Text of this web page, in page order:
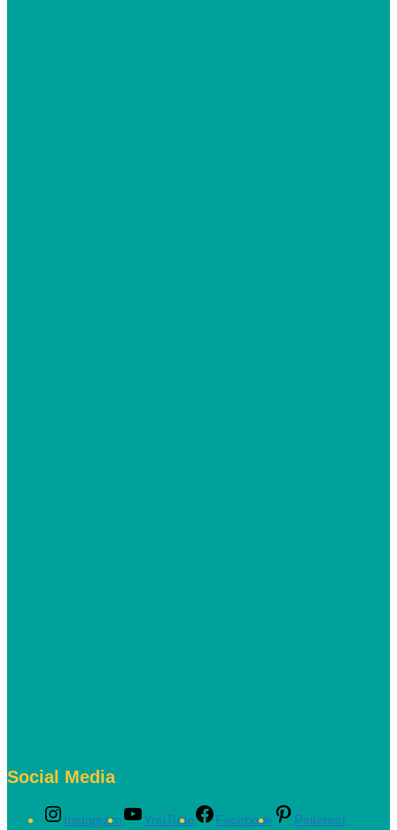
Social Media
Instagram YouTube Facebook Pinterest